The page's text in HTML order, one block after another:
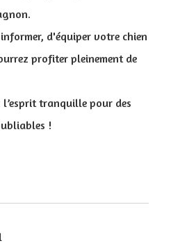
d'équiper votre chien
profiter pleinement de
l’esprit tranquille pour des
!